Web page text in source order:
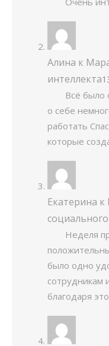
Алина к
интеллекта
Всё было
о себе
работать
которые
Екатерина к
Неделя
было одно
сотрудникам
благодаря